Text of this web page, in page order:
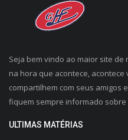
Seja bem vindo ao maior site
na hora que acontece,
compartilhem com seus amigos
fiquem sempre informado
ULTIMAS MATÉRIAS